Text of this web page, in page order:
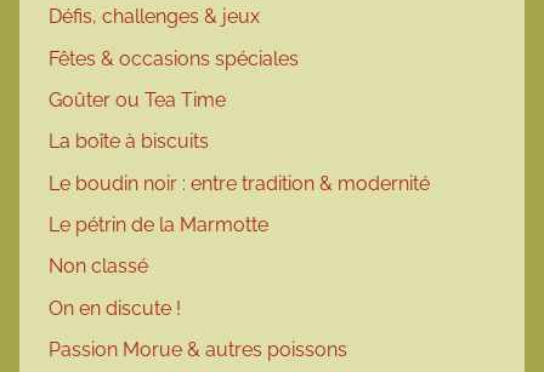
Défis, challenges & jeux
Fêtes & occasions spéciales
Goûter ou Tea Time
La boîte à biscuits
Le boudin noir : entre tradition & modernité
Le pétrin de la Marmotte
Non classé
On en discute !
Passion Morue & autres poissons